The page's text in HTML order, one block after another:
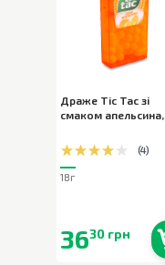
Драже Tic Tac зі
смаком апельсина,
(4)
18г
3630 грн